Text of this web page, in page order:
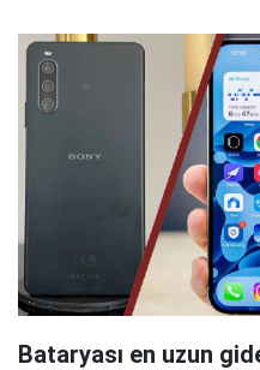
Bataryası en uzun